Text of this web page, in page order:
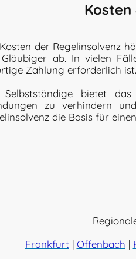
der Regelinsolvenz
ab. In vielen
Zahlung erforderlich ist.
Selbstständige bietet
zu verhindern
die Basis für
Frankfurt | Offenbach |